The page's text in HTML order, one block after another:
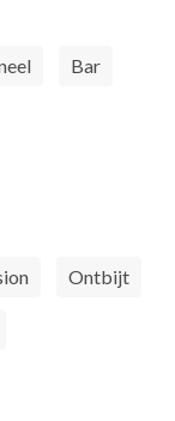
Bar
Ontbijt